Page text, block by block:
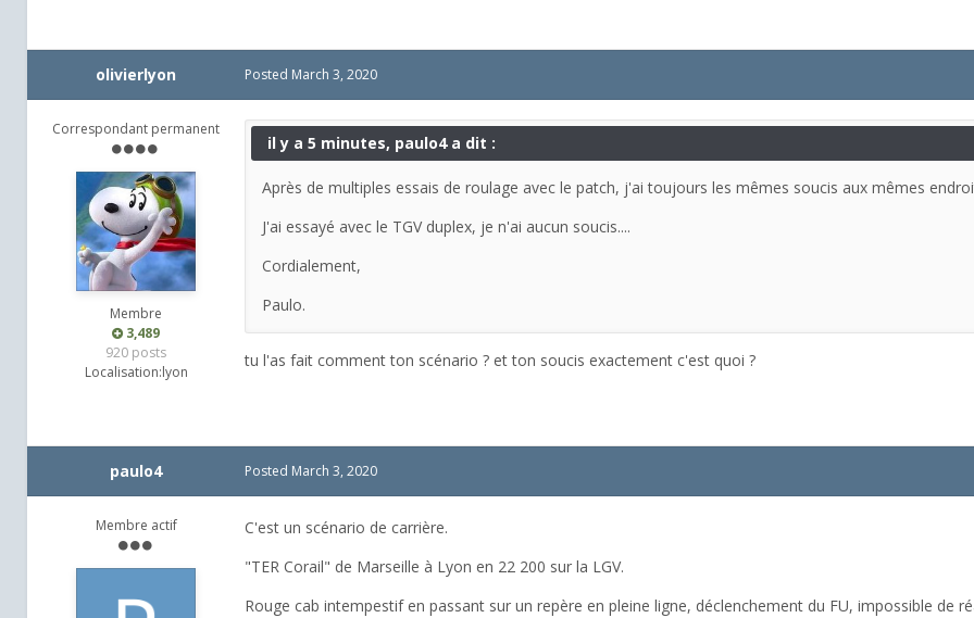
olivierlyon
Correspondant permanent
Membre
3,489
920 posts
Localisation:lyon
Posted March 3, 2020
il y a 5 minutes, paulo4 a dit :
Après de multiples essais de roulage avec le patch, j'ai toujours les mêmes soucis aux mêmes
J'ai essayé avec le TGV duplex, je n'ai aucun soucis....
Cordialement,
Paulo.
tu l'as fait comment ton scénario ? et ton soucis exactement c'est quoi ?
paulo4
Membre actif
Posted March 3, 2020
C'est un scénario de carrière.
"TER Corail" de Marseille à Lyon en 22 200 sur la LGV.
Rouge cab intempestif en passant sur un repère en pleine ligne, déclenchement du FU, impossible de